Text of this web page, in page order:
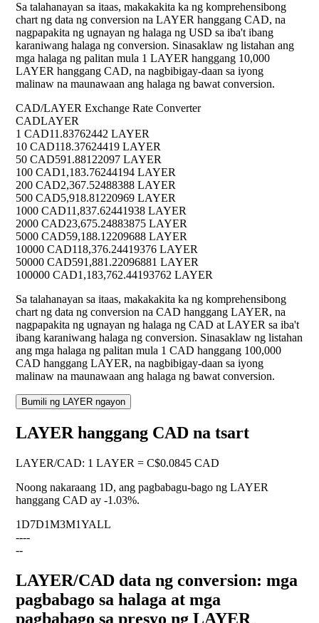
Sa talahanayan sa itaas, makakakita ka ng komprehensibong
chart ng data ng conversion na LAYER hanggang CAD, na
nagpapakita ng ugnayan ng halaga ng USD sa iba't ibang
karaniwang halaga ng conversion. Sinasaklaw ng listahan ang
mga halaga ng palitan mula 1 LAYER hanggang 10,000
LAYER hanggang CAD, na nagbibigay-daan sa iyong
malinaw na maunawaan ang halaga ng bawat conversion.
CAD/LAYER Exchange Rate Converter
CADLAYER
1 CAD11.83762442 LAYER
10 CAD118.37624419 LAYER
50 CAD591.88122097 LAYER
100 CAD1,183.76244194 LAYER
200 CAD2,367.52488388 LAYER
500 CAD5,918.81220969 LAYER
1000 CAD11,837.62441938 LAYER
2000 CAD23,675.24883875 LAYER
5000 CAD59,188.12209688 LAYER
10000 CAD118,376.24419376 LAYER
50000 CAD591,881.22096881 LAYER
100000 CAD1,183,762.44193762 LAYER
Sa talahanayan sa itaas, makakakita ka ng komprehensibong
chart ng data ng conversion na CAD hanggang LAYER, na
nagpapakita ng ugnayan ng halaga ng CAD at LAYER sa iba't
ibang karaniwang halaga ng conversion. Sinasaklaw ng listahan
ang mga halaga ng palitan mula 1 CAD hanggang 100,000
CAD hanggang LAYER, na nagbibigay-daan sa iyong
malinaw na maunawaan ang halaga ng bawat conversion.
Bumili ng LAYER ngayon
LAYER hanggang CAD na tsart
LAYER/CAD: 1 LAYER = C$0.0845 CAD
Noong nakaraang 1D, ang pagbabagu-bago ng LAYER
hanggang CAD ay -1.03%.
1D7D1M3M1YALL
----
--
LAYER/CAD data ng conversion: mga
pagbabago sa halaga at mga
pagbabago sa presyo ng LAYER